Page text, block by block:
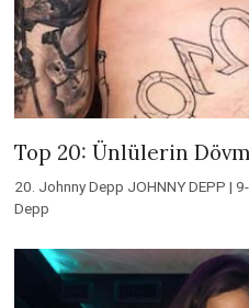
Top 20: Ünlülerin
20. Johnny Depp JOHNNY DEPP |
Depp